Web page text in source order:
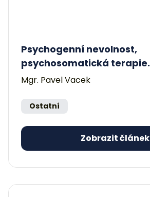
Psychogenní nevolnost,
psychosomatická terapie.
Mgr. Pavel Vacek
Ostatní
Zobrazit článek